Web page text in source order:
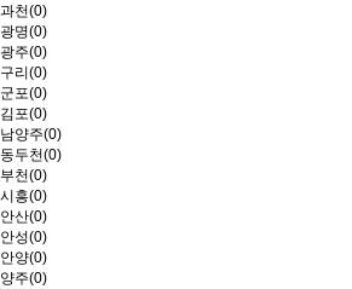
과천(0)
광명(0)
광주(0)
구리(0)
군포(0)
김포(0)
남양주(0)
동두천(0)
부천(0)
시흥(0)
안산(0)
안성(0)
안양(0)
양주(0)